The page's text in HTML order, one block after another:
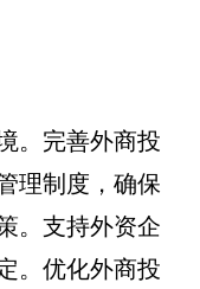
。完善外商投
理制度，确保
。支持外资企
。优化外商投